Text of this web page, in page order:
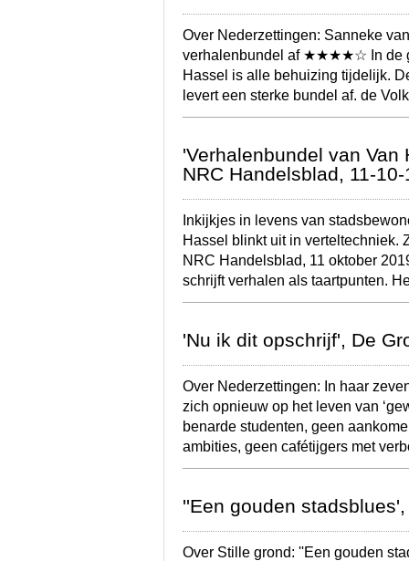
Over Nederzettingen: Sanneke
verhalenbundel af ★★★★☆ In de
Hassel is alle behuizing tijdelijk.
levert een sterke bundel af. de
'Verhalenbundel van
NRC Handelsblad, 11-10-
Inkijkjes in levens van
Hassel blinkt uit in verteltechniek.
NRC Handelsblad, 11 oktober
schrijft verhalen als taartpunten.
'Nu ik dit opschrijf', De
Over Nederzettingen: In haar
zich opnieuw op het leven van
benarde studenten, geen
ambities, geen cafétijgers met
''Een gouden
Over Stille grond: ''Een gouden